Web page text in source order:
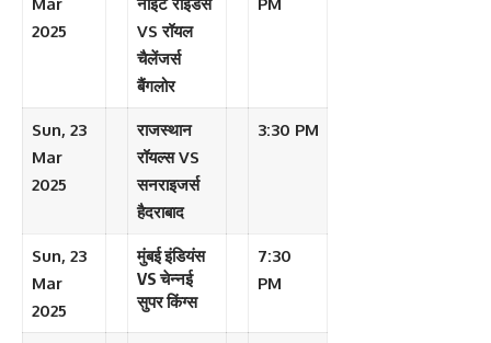
2025
VS रॉयल
चैलेंजर्स
बैंगलोर
Sun, 23
Mar
2025
राजस्थान
रॉयल्स VS
सनराइजर्स
हैदराबाद
3:30 PM
Sun, 23
Mar
2025
मुंबई इंडियंस
VS चेन्नई
सुपर किंग्स
7:30
PM